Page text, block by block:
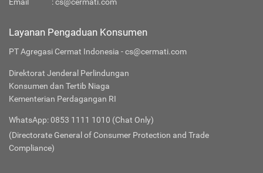
Layanan Pengaduan Konsumen
PT Agregasi Cermat Indonesia - cs@cermati.com
Direktorat Jenderal Perlindungan
Konsumen dan Tertib Niaga
Kementerian Perdagangan RI
WhatsApp: 0853 1111 1010 (Chat Only)
(Directorate General of Consumer Protection and Trade
Compliance)